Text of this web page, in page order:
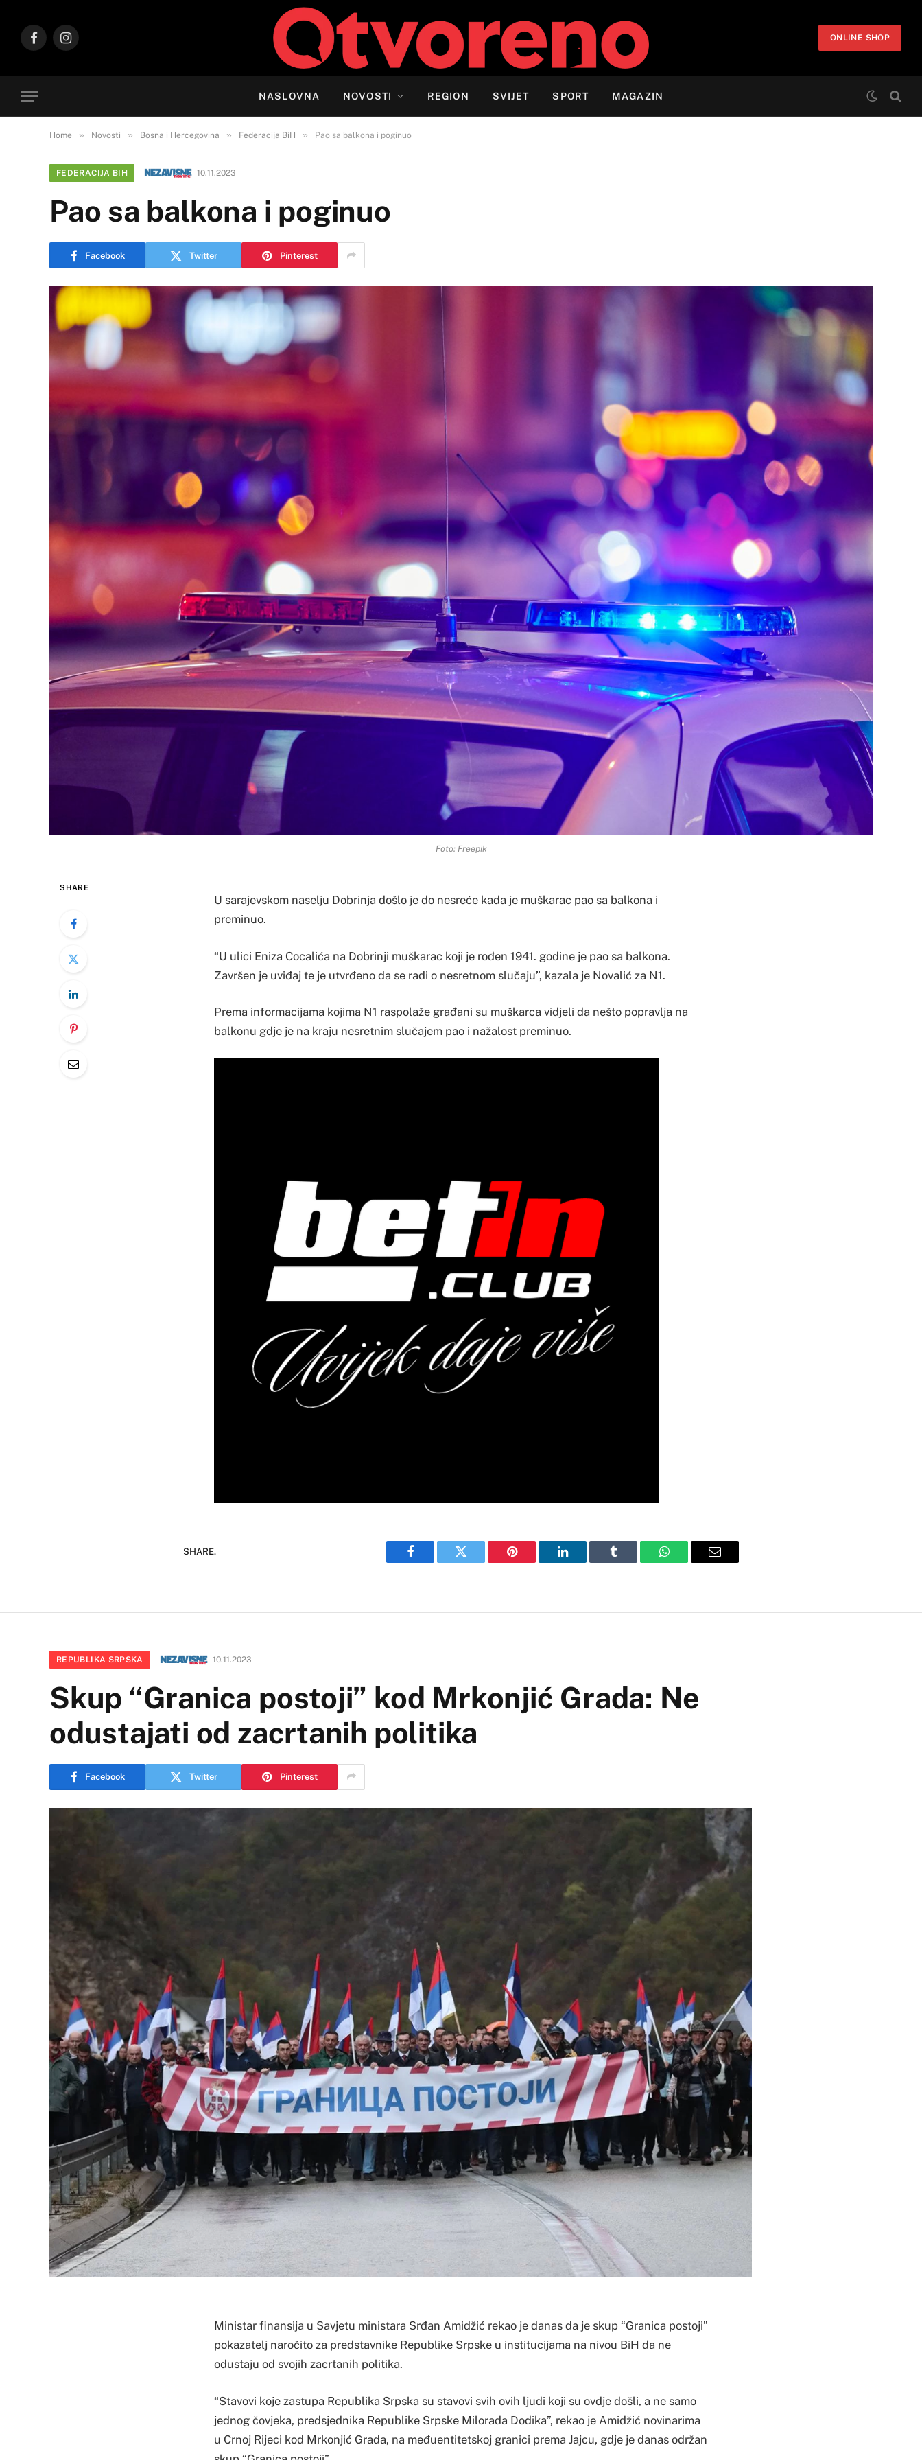
FacebookInstagram
ONLINE SHOP
NASLOVNA NOVOSTI REGION SVIJET SPORT MAGAZIN
Home » Novosti » Bosna i Hercegovina » Federacija BiH » Pao sa balkona i poginuo
FEDERACIJA BIH 10.11.2023
Pao sa balkona i poginuo
Facebook Twitter Pinterest
Foto: Freepik
SHARE
U sarajevskom naselju Dobrinja došlo je do nesreće kada je muškarac pao sa balkona i
preminuo.
“U ulici Eniza Cocalića na Dobrinji muškarac koji je rođen 1941. godine je pao sa balkona.
Završen je uviđaj te je utvrđeno da se radi o nesretnom slučaju”, kazala je Novalić za N1.
Prema informacijama kojima N1 raspolaže građani su muškarca vidjeli da nešto popravlja na
balkonu gdje je na kraju nesretnim slučajem pao i nažalost preminuo.
SHARE.
Facebook Twitter Pinterest LinkedIn Tumblr WhatsAppEmail
REPUBLIKA SRPSKA 10.11.2023
Skup “Granica postoji” kod Mrkonjić Grada: Ne
odustajati od zacrtanih politika
Facebook Twitter Pinterest
Ministar finansija u Savjetu ministara Srđan Amidžić rekao je danas da je skup “Granica postoji”
pokazatelj naročito za predstavnike Republike Srpske u institucijama na nivou BiH da ne
odustaju od svojih zacrtanih politika.
“Stavovi koje zastupa Republika Srpska su stavovi svih ovih ljudi koji su ovdje došli, a ne samo
jednog čovjeka, predsjednika Republike Srpske Milorada Dodika”, rekao je Amidžić novinarima
u Crnoj Rijeci kod Mrkonjić Grada, na međuentitetskoj granici prema Jajcu, gdje je danas održan